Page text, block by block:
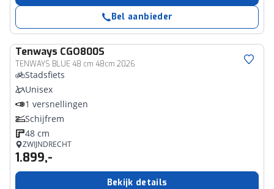
Bel aanbieder
Tenways CGO800S
TENWAYS BLUE 48 cm 48cm 2026
Stadsfiets
Unisex
1 versnellingen
Schijfrem
48 cm
ZWIJNDRECHT
1.899,-
Bekijk details